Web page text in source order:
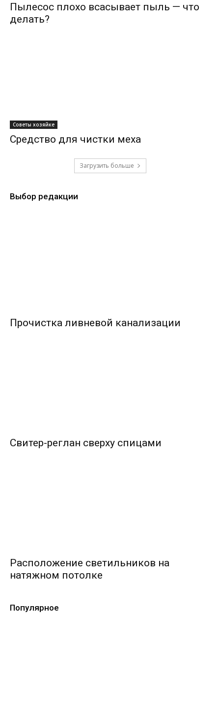
Пылесос плохо всасывает пыль — что
делать?
Советы хозяйке
Средство для чистки меха
Загрузить больше
Выбор редакции
Прочистка ливневой канализации
Свитер-реглан сверху спицами
Расположение светильников на
натяжном потолке
Популярное